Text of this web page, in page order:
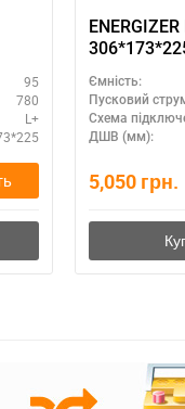
95
780
L+
ENERGIZER
Ємність:
Пусковий
Схема
ДШВ (мм):
5,050 грн.